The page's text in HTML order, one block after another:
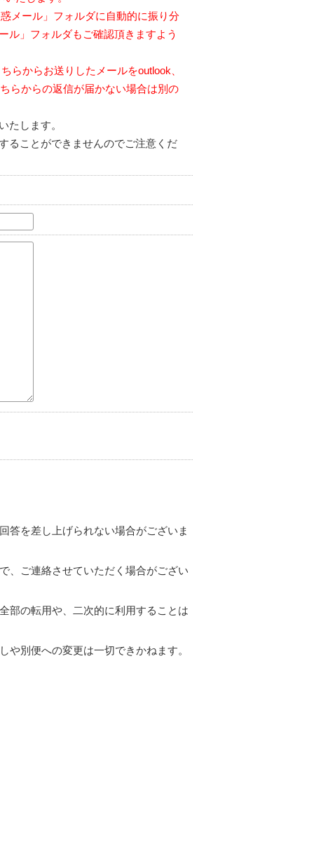
メール」フォルダに自動的に振り分
ル」フォルダもご確認頂きますよう
らからお送りしたメールをoutlook、
らからの返信が届かない場合は別の
たします。
ることができませんのでご注意くだ
答を差し上げられない場合がございま
、ご連絡させていただく場合がござい
部の転用や、二次的に利用することは
別便への変更は一切できかねます。